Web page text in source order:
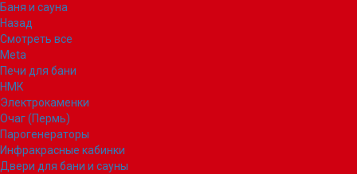
Баня и сауна
Назад
Смотреть все
Meta
Печи для бани
НМК
Электрокаменки
Очаг (Пермь)
Парогенераторы
Инфракрасные кабинки
Двери для бани и сауны